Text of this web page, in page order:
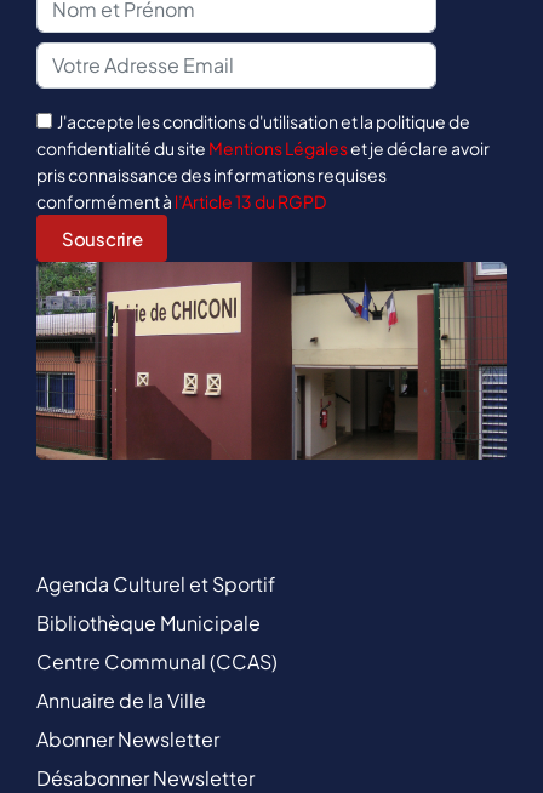
J'accepte les conditions d'utilisation et la politique de
confidentialité du site Mentions Légaleset je déclare avoir
pris connaissance des informations requises
conformément à l’Article 13 du RGPD
Agenda Culturel et Sportif
Bibliothèque Municipale
Centre Communal (CCAS)
Annuaire de la Ville
Abonner Newsletter
Désabonner Newsletter